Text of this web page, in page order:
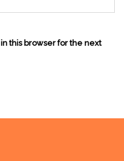
this browser for the next